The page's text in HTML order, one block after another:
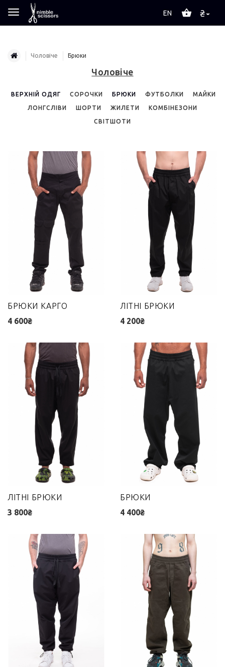
₴
EN
Чоловіче Брюки
Чоловіче
ВЕРХНІЙ ОДЯГ СОРОЧКИ БРЮКИ ФУТБОЛКИ МАЙКИ
ЛОНГСЛІВИ ШОРТИ ЖИЛЕТИ КОМБІНЕЗОНИ
СВІТШОТИ
БРЮКИ КАРГО
4 600₴
ЛІТНІ БРЮКИ
4 200₴
ЛІТНІ БРЮКИ
3 800₴
БРЮКИ
4 400₴